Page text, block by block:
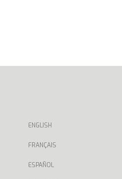
ENGLISH
FRANÇAIS
ESPAÑOL